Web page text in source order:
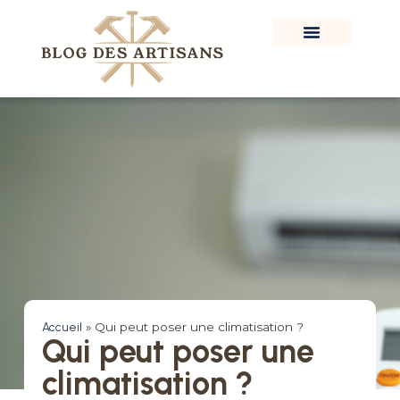
Accueil » Qui peut poser une climatisation ?
Qui peut poser une
climatisation ?